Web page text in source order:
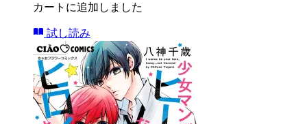
カートに追加しました
試し読み